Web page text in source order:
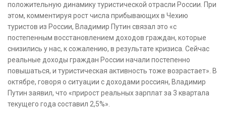
положительную динамику туристической отрасли России. При
этом, комментируя рост числа прибывающих в Чехию
туристов из России, Владимир Путин связал это «с
постепенным восстановлением доходов граждан, которые
снизились у нас, к сожалению, в результате кризиса. Сейчас
реальные доходы граждан России начали постепенно
повышаться, и туристическая активность тоже возрастает». В
октябре, говоря о ситуации с доходами россиян, Владимир
Путин заявил, что «прирост реальных зарплат за 3 квартала
текущего года составил 2,5%».